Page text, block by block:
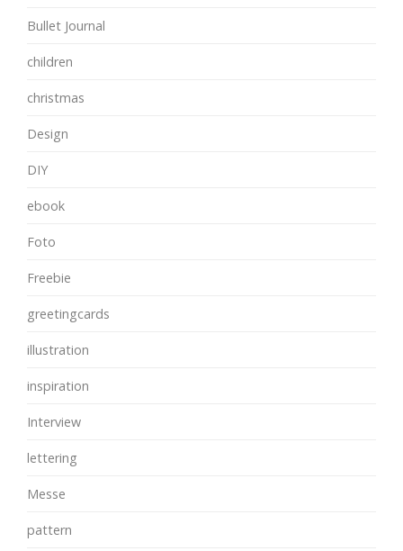
Bullet Journal
children
christmas
Design
DIY
ebook
Foto
Freebie
greetingcards
illustration
inspiration
Interview
lettering
Messe
pattern